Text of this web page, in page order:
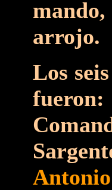
arrojo.
Los